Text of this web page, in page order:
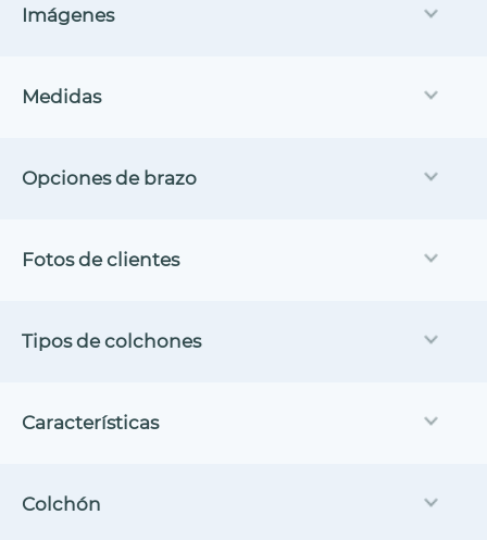
Imágenes
Medidas
Opciones de brazo
Fotos de clientes
Tipos de colchones
Características
Colchón